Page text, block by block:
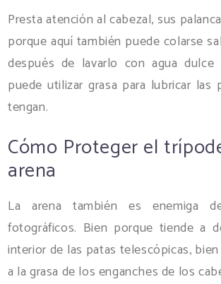
Presta atención al cabezal, sus
porque aquí también puede colarse
después de lavarlo con agua
puede utilizar grasa para lubricar las
tengan.
Cómo Proteger el
arena
La arena también es enemiga
fotográficos. Bien porque tiende a
interior de las patas telescópicas,
a la grasa de los enganches de los